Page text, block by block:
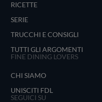
RICETTE
SERIE
TRUCCHI E CONSIGLI
TUTTI GLI ARGOMENTI
FINE DINING LOVERS
CHI SIAMO
UNISCITI FDL
SEGUICI SU